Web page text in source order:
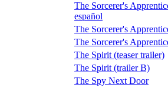
The Sorcerer's
español
The Sorcerer's
The Sorcerer's
The Spirit (teaser trailer)
The Spirit (trailer B)
The Spy Next Door